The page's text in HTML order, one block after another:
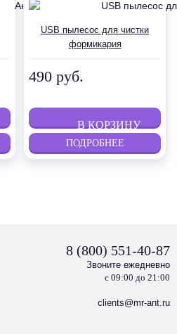
USB пылесос для чистки
формикария
490 руб.
ПОДРОБНЕЕ
8 (800) 551-40-87
Звоните ежедневно
с 09:00 до 21:00
clients@mr-ant.ru